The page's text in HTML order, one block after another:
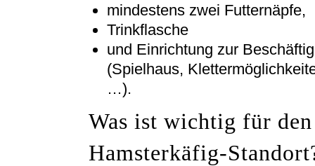
mindestens zwei Futternäpfe,
Trinkflasche
und Einrichtung zur
(Spielhaus,
…).
Was ist wichtig für den
Hamsterkäfig-